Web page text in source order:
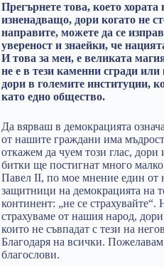
Прегърнете това, което хората
изненадващо, дори когато не
направите, можете да се
увереност и знаейки, че
И това за мен, е великата
не е в тези каменни сгради
дори в големите институции,
като едно общество.
Да вярваш в демокрацията
от нашите граждани има
откажем да чуем този глас,
битки ще постигнат много
Павел II, по мое мнение един от
защитници на демокрацията на
континент: „не се страхувайте“.
страхуваме от нашия народ,
които не съвпадат с тези на
Благодаря на всички.
благослови.